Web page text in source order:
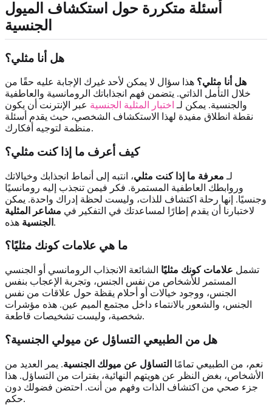
أسئلة متكررة حول استكشاف الميول
الجنسية
هل أنا مثلي؟
هل أنا مثلي؟ هذا سؤال لا يمكن لأحد غيرك الإجابة عليه حقًا من
خلال التأمل الذاتي. يتضمن فهم انجذاباتك الرومانسية والعاطفية
والجنسية. يمكن لـ اختبار المثلية الجنسية عبر الإنترنت أن يكون
نقطة انطلاق مفيدة لهذا الاستكشاف الشخصي، حيث يقدم أسئلة
منظمة لتوجيه أفكارك.
كيف أعرف ما إذا كنت مثلي؟
لـ معرفة ما إذا كنت مثلي، انتبه إلى أنماط انجذابك وخيالاتك
وروابطك العاطفية المستمرة. فكر فيمن تنجذب إليه رومانسيًا
وجنسيًا. إنها رحلة اكتشاف للذات، وليست لحظة إدراك واحدة. يمكن
لاختبارنا أن يقدم إطارًا لمساعدتك في التفكير في مشاعر المثلية
الجنسية هذه.
ما هي علامات كونك مثليًا؟
تشمل علامات كونك مثليًا الشائعة الانجذاب الرومانسي أو الجنسي
المستمر للأشخاص من نفس الجنس، وتجربة الإعجاب بنفس
الجنس، ووجود خيالات أو أحلام يقظة حول علاقات من نفس
الجنس، والشعور بالانتماء داخل مجتمع الميم عين. هذه مؤشرات
شخصية، وليست تشخيصات قاطعة.
هل من الطبيعي التساؤل عن ميولي الجنسية؟
نعم، من الطبيعي تمامًا التساؤل عن ميولك الجنسية. يمر العديد من
الأشخاص، بغض النظر عن هويتهم النهائية، بفترات من التساؤل. هذا
جزء صحي من اكتشاف الذات وفهم من أنت. احتضن فضولك دون
حكم.